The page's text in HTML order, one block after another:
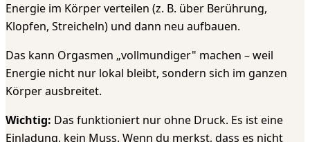
Energie im Körper verteilen (z. B. über Berührung,
Klopfen, Streicheln) und dann neu aufbauen.
Das kann Orgasmen „vollmundiger" machen – weil
Energie nicht nur lokal bleibt, sondern sich im ganzen
Körper ausbreitet.
Wichtig: Das funktioniert nur ohne Druck. Es ist eine
Einladung, kein Muss. Wenn du merkst, dass es nicht